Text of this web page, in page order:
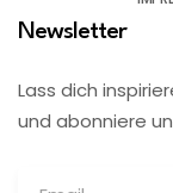
Newsletter
Lass dich
und abonniere